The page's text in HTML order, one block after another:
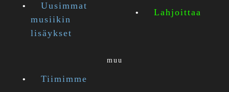
Uusimmat
musiikin
lisäykset
Lahjoittaa
muu
Tiimimme